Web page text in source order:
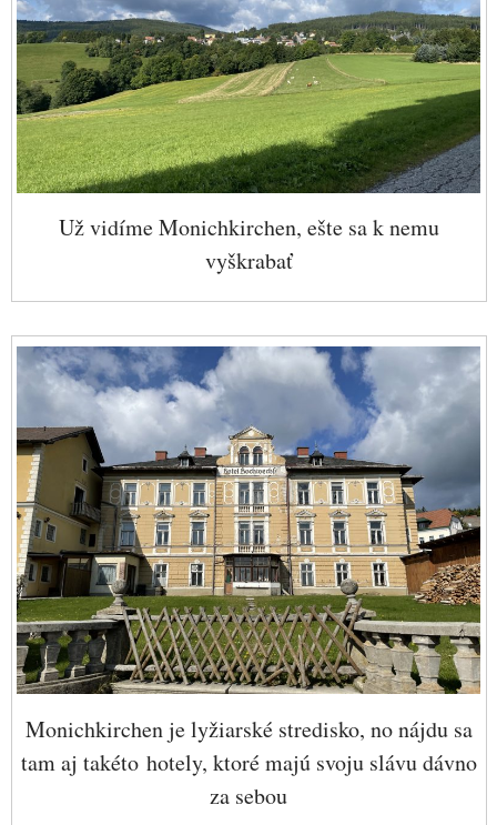
Už vidíme Monichkirchen, ešte sa k nemu
vyškrabať
Monichkirchen je lyžiarské stredisko, no nájdu sa
tam aj takéto hotely, ktoré majú svoju slávu dávno
za sebou